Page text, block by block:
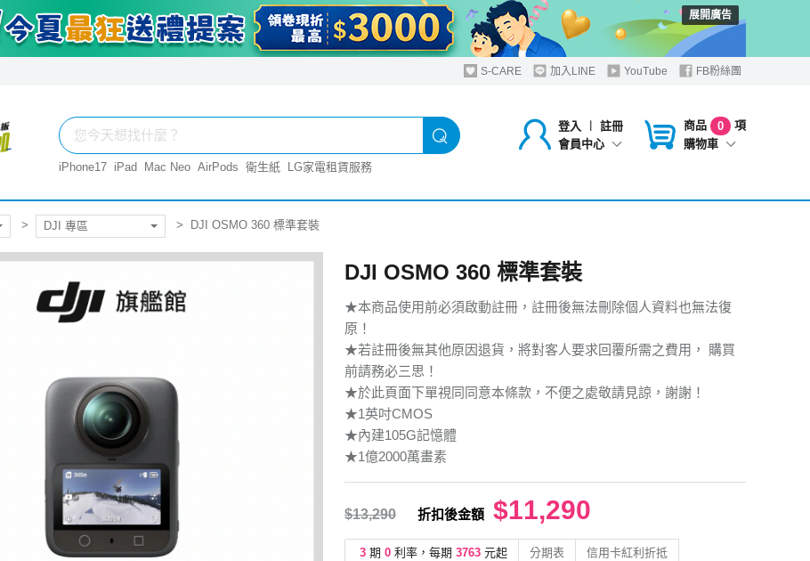
展開廣告
S-CARE 加入LINE YouTube FB粉絲團
登入 ︱
註冊
會員中心
商品 0
項
購物車
iPhone17 iPad Mac Neo AirPods 衛生紙 LG家電租賃服務
DJI 專區 DJI OSMO 360 標準套裝
DJI OSMO 360 標準套裝
★本商品使用前必須啟動註冊，註冊後無法刪除個人資料也無法復
原！
★若註冊後無其他原因退貨，將對客人要求回覆所需之費用， 購買
前請務必三思！
★於此頁面下單視同同意本條款，不便之處敬請見諒，謝謝！
★1英吋CMOS
★內建105G記憶體
★1億2000萬畫素
$13,290 折扣後金額 $11,290
3 期 0 利率，每期 3763 元起 分期表 信用卡紅利折抵